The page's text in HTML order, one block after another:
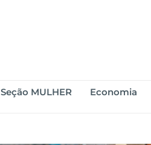
Seção MULHER Economia